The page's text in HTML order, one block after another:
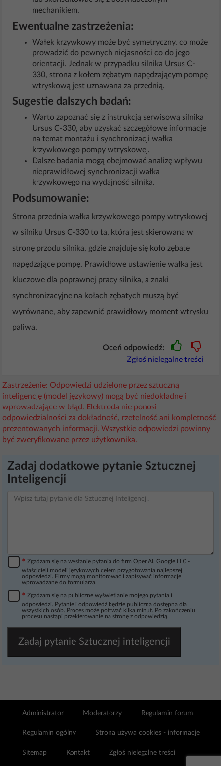
mechanikiem.
Ewentualne zastrzeżenia:
Wałek krzywkowy może być symetryczny, co może
prowadzić do pewnych niejasności co do jego
orientacji. Jednak w przypadku silnika Ursus C-
330, strona z kołem zębatym napędzającym pompę
wtryskową jest uznawana za przednią.
Sugestie dalszych badań:
Warto zapoznać się z instrukcją serwisową silnika
Ursus C-330, aby uzyskać szczegółowe informacje
na temat montażu i synchronizacji wałka
krzywkowego pompy wtryskowej.
Dalsze badania mogą obejmować analizę wpływu
nieprawidłowej synchronizacji wałka
krzywkowego na wydajność silnika.
Podsumowanie:
Strona przednia wałka krzywkowego pompy wtryskowej
w silniku Ursus C-330 to ta, która jest skierowana w
stronę przodu silnika, gdzie znajduje się koło zębate
napędzające pompę. Prawidłowe ustawienie wałka jest
kluczowe dla poprawnej pracy silnika, a znaki
synchronizacyjne na kołach zębatych muszą być
wyrównane, aby zapewnić prawidłowy moment wtrysku
paliwa.
Oceń odpowiedź:
Zgłoś nielegalne treści
Zastrzeżenie: Odpowiedzi udzielone przez sztuczną
inteligencję (model językowy) mogą być niedokładne i
wprowadzające w błąd. Elektroda nie ponosi
odpowiedzialności za dokładność, rzetelność ani kompletność
prezentowanych informacji. Wszystkie odpowiedzi powinny
być zweryfikowane przez użytkownika.
Zadaj dodatkowe pytanie Sztucznej
Inteligencji
* Zgadzam się na wysłanie pytania do firm OpenAI, Google LLC -
właścicieli modeli językowych celem przygotowania najlepszej
odpowiedzi. Firmy mogą monitorować i zapisywać informacje
wprowadzane do formularza.
* Zgadzam się na publiczne wyświetlanie mojego pytania i
odpowiedzi. Pytanie i odpowiedź będzie publiczna dostępna dla
wszystkich osób. Proces może potrwać kilka minut. Po zakończeniu
procesu nastąpi przekierowanie na stronę z odpowiedzią.
Zadaj pytanie Sztucznej inteligencji
Administrator Moderatorzy Regulamin forum
Regulamin ogólny Strona używa cookies - informacje
Sitemap Kontakt Zgłoś nielegalne treści